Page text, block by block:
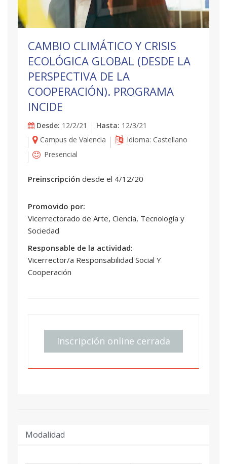
CAMBIO CLIMÁTICO Y CRISIS
ECOLÓGICA GLOBAL (DESDE LA
PERSPECTIVA DE LA
COOPERACIÓN). PROGRAMA
INCIDE
Desde: 12/2/21 Hasta: 12/3/21
Campus de Valencia
Idioma: Castellano
Presencial
Preinscripción desde el 4/12/20
Promovido por:
Vicerrectorado de Arte, Ciencia, Tecnología y
Sociedad
Responsable de la actividad:
Vicerrector/a Responsabilidad Social Y
Cooperación
Inscripción online cerrada
Modalidad